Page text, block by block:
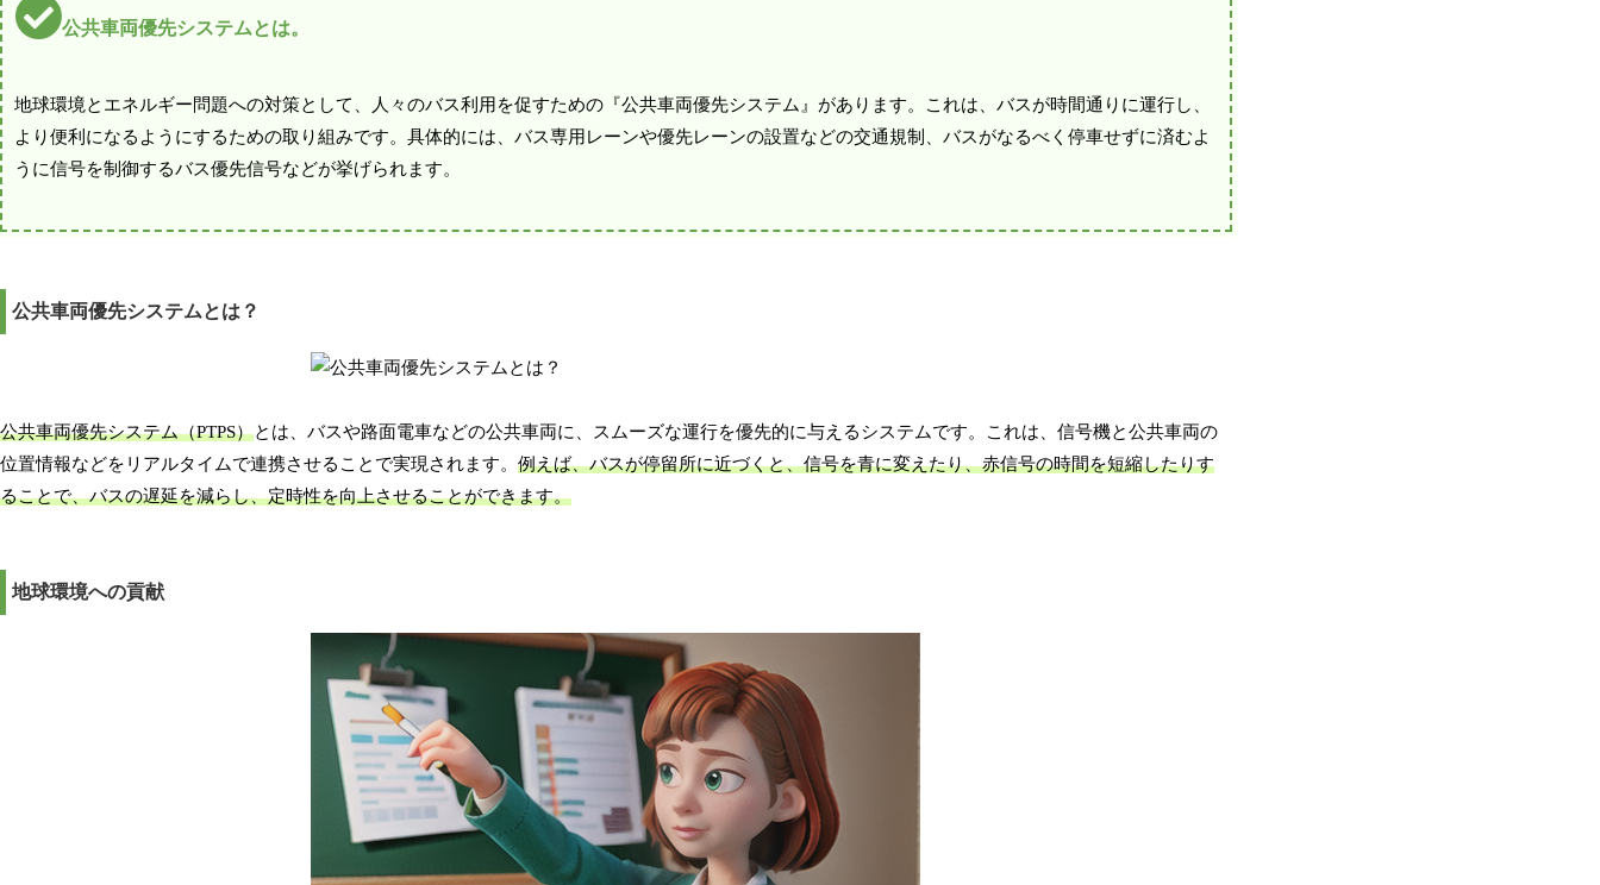
公共車両優先システムとは。
地球環境とエネルギー問題への対策として、人々のバス利用を促すための『公共車両優先システム』があります。これは、バスが時間通りに運行し、
より便利になるようにするための取り組みです。具体的には、バス専用レーンや優先レーンの設置などの交通規制、バスがなるべく停車せずに済むよ
うに信号を制御するバス優先信号などが挙げられます。
公共車両優先システムとは？
公共車両優先システム（PTPS）とは、バスや路面電車などの公共車両に、スムーズな運行を優先的に与えるシステムです。これは、信号機と公共車両の
位置情報などをリアルタイムで連携させることで実現されます。 例えば、バスが停留所に近づくと、信号を青に変えたり、赤信号の時間を短縮したりす
ることで、バスの遅延を減らし、定時性を向上させることができます。
地球環境への貢献